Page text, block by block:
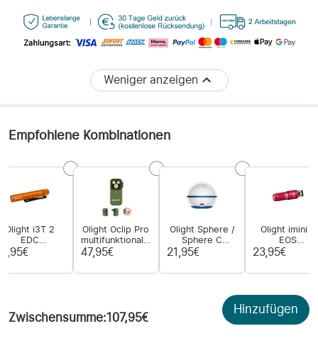
Weniger anzeigen
Empfohlene Kombinationen
Olight i3T 2
EDC
Olight Oclip Pro
multifunktionales
Clip-Licht mit
Lichtquellen
47,95€
Olight Sphere /
Sphere C
Lampe mit App-
Steuerung
21,95€
Olight imini 2
EOS
mit
23,95€
Zwischensumme:107,95€
Hinzufügen